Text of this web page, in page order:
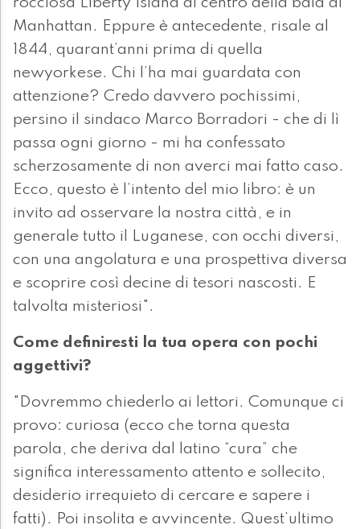
rocciosa Liberty Island al centro della baia di
Manhattan. Eppure è antecedente, risale al
1844, quarant’anni prima di quella
newyorkese. Chi l’ha mai guardata con
attenzione? Credo davvero pochissimi,
persino il sindaco Marco Borradori - che di lì
passa ogni giorno - mi ha confessato
scherzosamente di non averci mai fatto caso.
Ecco, questo è l’intento del mio libro: è un
invito ad osservare la nostra città, e in
generale tutto il Luganese, con occhi diversi,
con una angolatura e una prospettiva diversa
e scoprire così decine di tesori nascosti. E
talvolta misteriosi".
Come definiresti la tua opera con pochi
aggettivi?
"Dovremmo chiederlo ai lettori. Comunque ci
provo: curiosa (ecco che torna questa
parola, che deriva dal latino “cura” che
significa interessamento attento e sollecito,
desiderio irrequieto di cercare e sapere i
fatti). Poi insolita e avvincente. Quest’ultimo